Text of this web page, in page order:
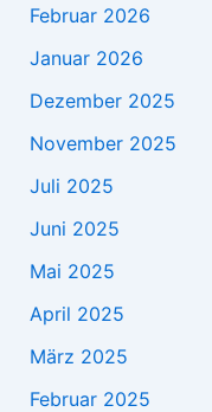
Februar 2026
Januar 2026
Dezember 2025
November 2025
Juli 2025
Juni 2025
Mai 2025
April 2025
März 2025
Februar 2025